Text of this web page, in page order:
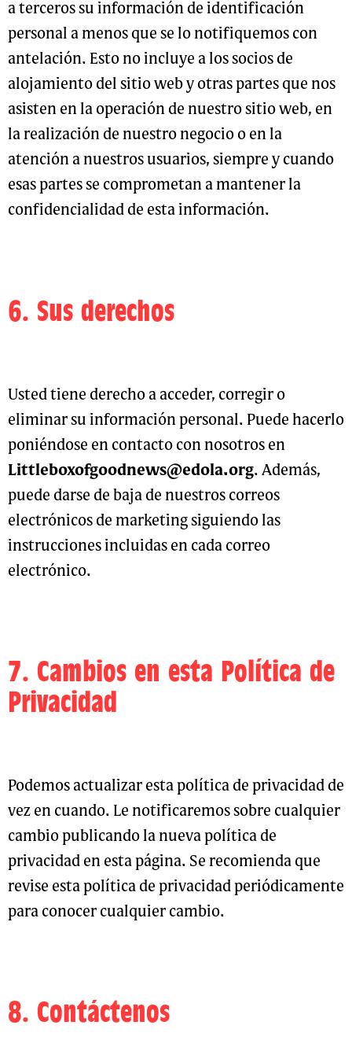
a terceros su información de identificación
personal a menos que se lo notifiquemos con
antelación. Esto no incluye a los socios de
alojamiento del sitio web y otras partes que nos
asisten en la operación de nuestro sitio web, en
la realización de nuestro negocio o en la
atención a nuestros usuarios, siempre y cuando
esas partes se comprometan a mantener la
confidencialidad de esta información.
6. Sus derechos
Usted tiene derecho a acceder, corregir o
eliminar su información personal. Puede hacerlo
poniéndose en contacto con nosotros en
Littleboxofgoodnews@edola.org. Además,
puede darse de baja de nuestros correos
electrónicos de marketing siguiendo las
instrucciones incluidas en cada correo
electrónico.
7. Cambios en esta Política de
Privacidad
Podemos actualizar esta política de privacidad de
vez en cuando. Le notificaremos sobre cualquier
cambio publicando la nueva política de
privacidad en esta página. Se recomienda que
revise esta política de privacidad periódicamente
para conocer cualquier cambio.
8. Contáctenos